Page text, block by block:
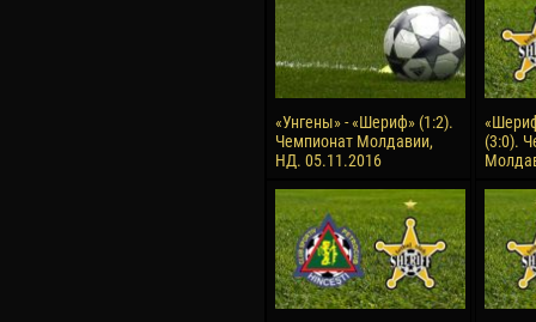
«Унгены» - «Шериф» (1:2).
Чемпионат Молдавии,
НД. 05.11.2016
(3:0).